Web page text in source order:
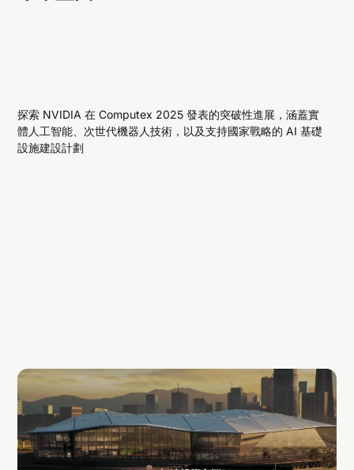
探索 NVIDIA 在 Computex 2025 發表的突破性進展，涵蓋實
體人工智能、次世代機器人技術，以及支持國家戰略的 AI 基礎
設施建設計劃